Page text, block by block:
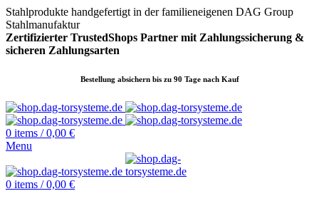
Stahlprodukte handgefertigt in der familieneigenen DAG Group
Stahlmanufaktur
Zertifizierter TrustedShops Partner mit Zahlungssicherung &
sicheren Zahlungsarten
Bestellung absichern bis zu 90 Tage nach Kauf
0 items / 0,00 €
Menu
0 items / 0,00 €